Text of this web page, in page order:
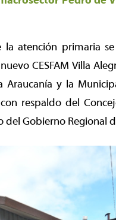
atención primaria
CESFAM Villa
y la
respaldo del
del Gobierno Regional